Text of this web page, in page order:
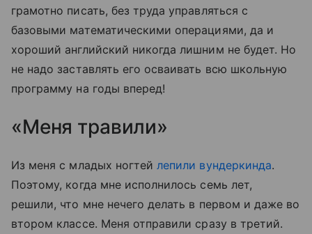
грамотно писать, без труда управляться с
базовыми математическими операциями, да и
хороший английский никогда лишним не будет. Но
не надо заставлять его осваивать всю школьную
программу на годы вперед!
«Меня травили»
Из меня с младых ногтейлепили вундеркинда.
Поэтому, когда мне исполнилось семь лет,
решили, что мне нечего делать в первом и даже во
втором классе. Меня отправили сразу в третий.